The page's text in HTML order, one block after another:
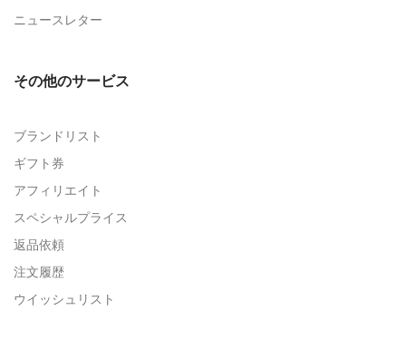
ニュースレター
その他のサービス
ブランドリスト
ギフト券
アフィリエイト
スペシャルプライス
返品依頼
注文履歴
ウイッシュリスト